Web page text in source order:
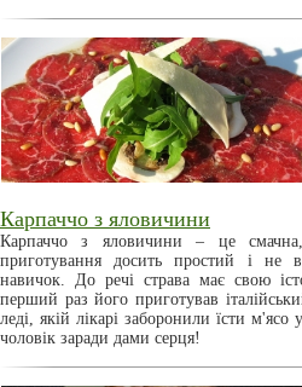
Карпаччо з яловичини
Карпаччо з яловичини – це
приготування досить простий і не
навичок. До речі страва має свою
перший раз його приготував
леді, якій лікарі заборонили їсти
чоловік заради дами серця!